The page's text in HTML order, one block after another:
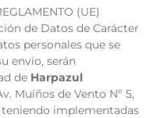
(UE)
de Datos de Carácter
personales que se
envío, serán
de Harpazul
Muíños de Vento Nº 5,
teniendo implementadas